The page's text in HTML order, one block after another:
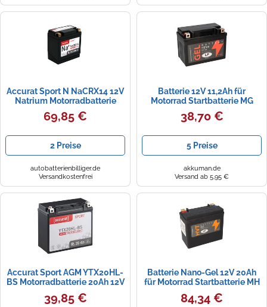
Accurat Sport N NaCRX14 12V
Natrium Motorradbatterie
10,5Ah 250CCA - YTX14-BS /
DIN 51214
69,85 €
2 Preise
autobatterienbilliger.de
Versandkostenfrei
Batterie 12V 11,2Ah für
Motorrad Startbatterie MG
LTZ14-S
38,70 €
5 Preise
akkuman.de
Versand ab 5,95 €
Accurat Sport AGM YTX20HL-
BS Motorradbatterie 20Ah 12V
(DIN 81800 / DIN 82003)
39,85 €
Batterie Nano-Gel 12V 20Ah
für Motorrad Startbatterie MH
84,34 €